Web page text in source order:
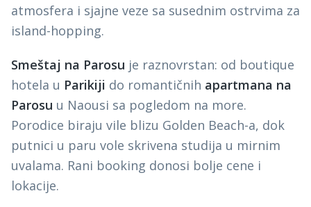
atmosfera i sjajne veze sa susednim ostrvima za
island-hopping.
Smeštaj na Parosu je raznovrstan: od boutique
hotela u Parikiji do romantičnih apartmana na
Parosu u Naousi sa pogledom na more.
Porodice biraju vile blizu Golden Beach-a, dok
putnici u paru vole skrivena studija u mirnim
uvalama. Rani booking donosi bolje cene i
lokacije.